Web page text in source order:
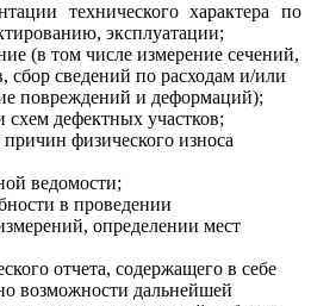
технического характера по
эксплуатации;
(в том числе измерение сечений,
сбор сведений по расходам и/или
повреждений и деформаций);
схем дефектных участков;
физического износа
ведомости;
в проведении
определении мест
отчета, содержащего в себе
возможности дальнейшей